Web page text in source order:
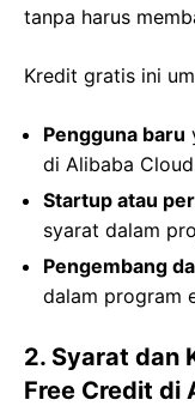
tanpa harus
Kredit gratis ini
Pengguna baru
di Alibaba
Startup atau
syarat dalam
Pengembang
dalam program
2. Syarat dan
Free Credit di